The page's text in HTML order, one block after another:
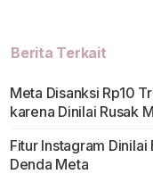
Berita Terkait
Meta Disanksi Rp10
karena Dinilai Rusak
Fitur Instagram
Denda Meta